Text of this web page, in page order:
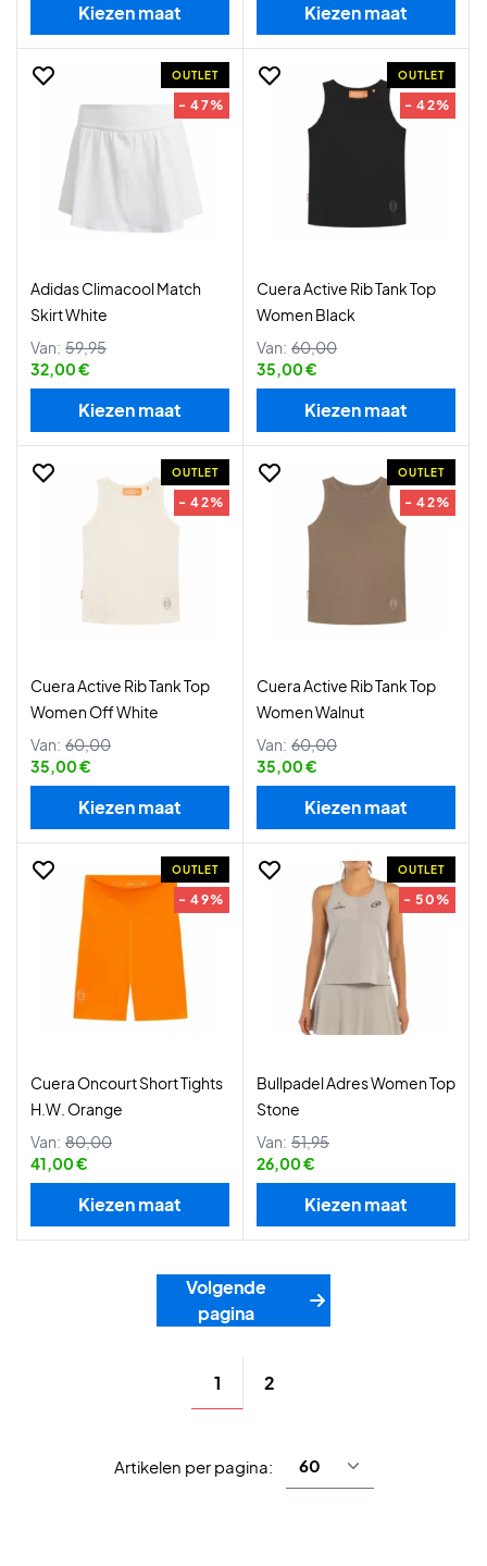
Kiezen maat Kiezen maat
OUTLET
- 47%
Adidas Climacool Match
Skirt White
Van: 59,95
32,00 €
Kiezen maat
OUTLET
- 42%
Cuera Active Rib Tank Top
Women Black
Van: 60,00
35,00 €
Kiezen maat
OUTLET
- 42%
Cuera Active Rib Tank Top
Women Off White
Van: 60,00
35,00 €
Kiezen maat
OUTLET
- 42%
Cuera Active Rib Tank Top
Women Walnut
Van: 60,00
35,00 €
Kiezen maat
OUTLET
- 49%
Cuera Oncourt Short Tights
H.W. Orange
Van: 80,00
41,00 €
Kiezen maat
OUTLET
- 50%
Bullpadel Adres Women Top
Stone
Van: 51,95
26,00 €
Kiezen maat
Volgende
pagina
1 2
Artikelen per pagina: